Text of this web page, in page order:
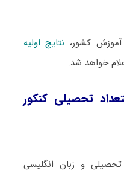
کشور، نتایج اولیه
تحصیلی کنکور
تحصیلی و زبان انگلیسی